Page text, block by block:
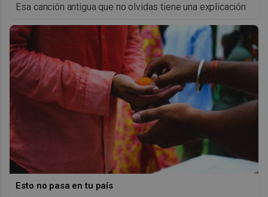
Esa canción antigua que no olvidas tiene una explicación
Esto no pasa en tu país